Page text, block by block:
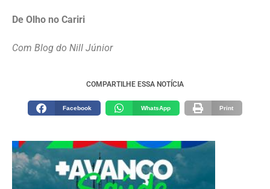
De Olho no Cariri
Com Blog do Nill Júnior
COMPARTILHE ESSA NOTÍCIA
Facebook WhatsApp Print